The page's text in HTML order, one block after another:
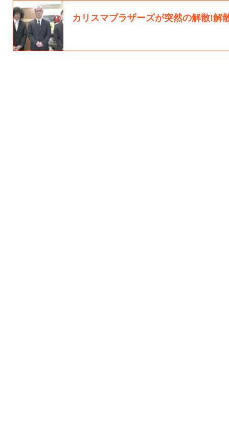
カリスマブラザーズが突然の解散!解